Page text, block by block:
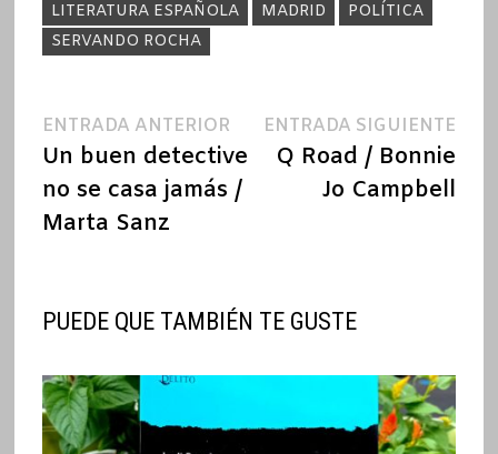
LITERATURA ESPAÑOLA
MADRID
POLÍTICA
SERVANDO ROCHA
Navegación
de
entradas
ENTRADA ANTERIOREntrada
anterior:
Un buen detective
no se casa jamás /
Marta Sanz
ENTRADA SIGUIENTE
Q Road / Bonnie
Jo Campbell
PUEDE QUE TAMBIÉN TE GUSTE